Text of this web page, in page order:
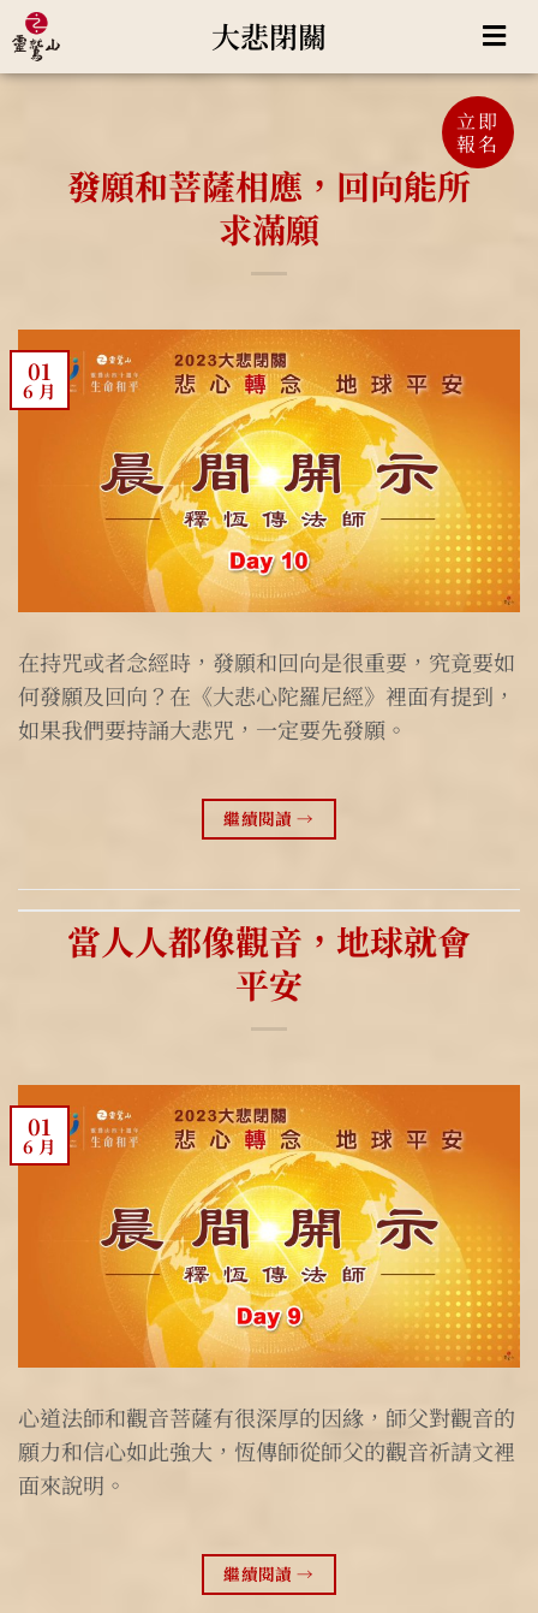
大悲閉關
立即
報名
發願和菩薩相應，回向能所
求滿願
01
6 月
在持咒或者念經時，發願和回向是很重要，究竟要如
何發願及回向？在《大悲心陀羅尼經》裡面有提到，
如果我們要持誦大悲咒，一定要先發願。
繼續閱讀→
當人人都像觀音，地球就會
平安
01
6 月
心道法師和觀音菩薩有很深厚的因緣，師父對觀音的
願力和信心如此強大，恆傳師從師父的觀音祈請文裡
面來說明。
繼續閱讀→